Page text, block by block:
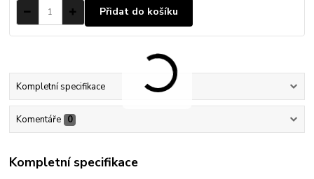
Přidat do košíku
Kompletní specifikace
Komentáře 0
Kompletní specifikace